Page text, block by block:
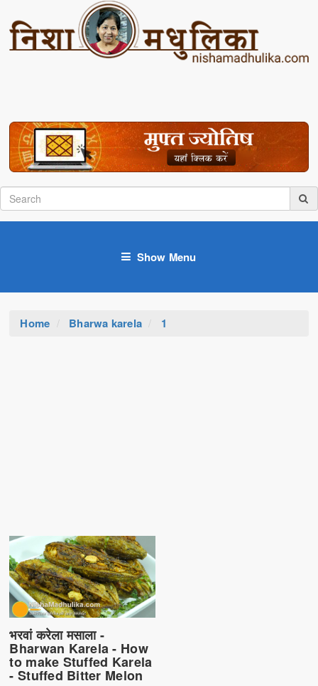
Show Menu
Home Bharwa karela 1
भरवां करेला मसाला -
Bharwan Karela - How
to make Stuffed Karela
- Stuffed Bitter Melon